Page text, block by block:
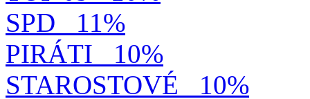
SPD
11%
PIRÁTI
10%
STAROSTOVÉ
10%